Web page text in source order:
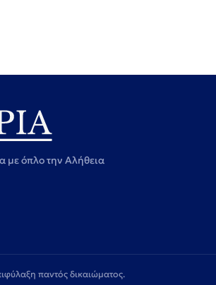
με όπλο την Αλήθεια
παντός δικαιώματος.